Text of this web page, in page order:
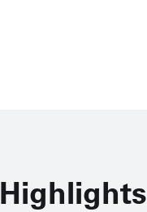
Highlights